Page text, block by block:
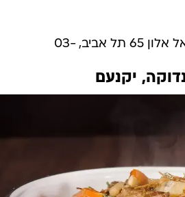
מיט קיטשן, יגאל אלון 65 תל אביב, 03-
יקנעם